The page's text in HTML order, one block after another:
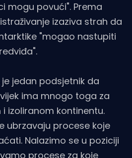
mogu povući". Prema
izaziva strah da
"mogao nastupiti
jedan podsjetnik da
ima mnogo toga za
izoliranom kontinentu.
ubrzavaju procese koje
Nalazimo se u poziciji
procese za koje